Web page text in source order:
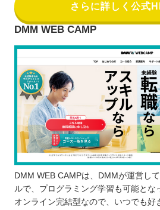
さらに詳しく公式
DMM WEB CAMP
DMM WEB CAMPは、DMMが運営し
ルで、プログラミング学習も可能とな
オンライン完結型なので、いつでも好